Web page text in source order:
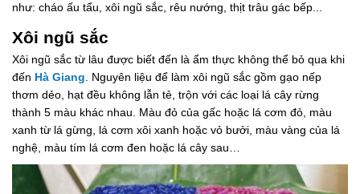
như: cháo ấu tẩu, xôi ngũ sắc, rêu nướng, thịt trâu gác bếp...
Xôi ngũ sắc
Xôi ngũ sắc từ lâu được biết đến là ẩm thực không thể bỏ qua khi
đến Hà Giang . Nguyên liệu để làm xôi ngũ sắc gồm gạo nếp
thơm dẻo, hạt đều không lẫn tẻ, trộn với các loại lá cây rừng
thành 5 màu khác nhau. Màu đỏ của gấc hoặc lá cơm đỏ, màu
xanh từ lá gừng, lá cơm xôi xanh hoặc vỏ bưởi, màu vàng của lá
nghệ, màu tím lá cơm đen hoặc lá cây sau…